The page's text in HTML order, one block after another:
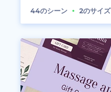
44のシーン 2のサイズ